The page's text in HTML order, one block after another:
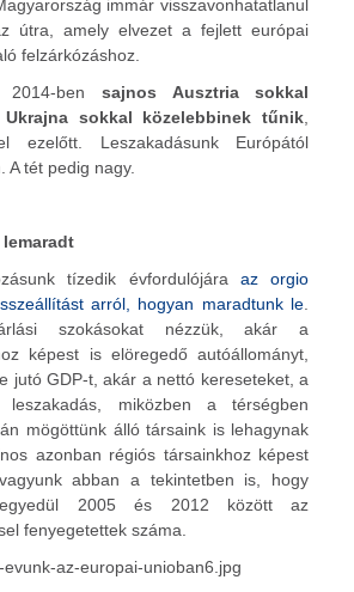
immár visszavonhatatlanul
útra, amely elvezet a fejlett európai
felzárkózáshoz.
2014-ben sajnos Ausztria sokkal
Ukrajna sokkal közelebbinek tűnik
ezelőtt. Leszakadásunk Európától
A tét pedig nagy.
tízedik évfordulójára az orgio
arról, hogyan maradtunk le
szokásokat nézzük, akár a
képest is elöregedő autóállományt,
jutó GDP-t, akár a nettó kereseteket, a
leszakadás, miközben a térségben
mögöttünk álló társaink is lehagynak
azonban régiós társainkhoz képest
abban a tekintetben is, hogy
2005 és 2012 között az
fenyegetettek száma.